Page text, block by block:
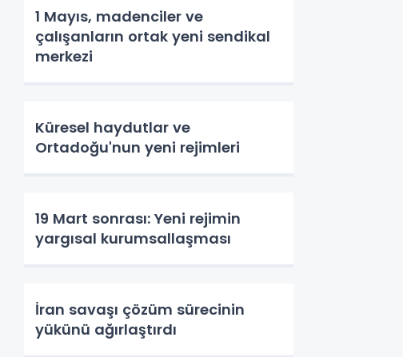
1 Mayıs, madenciler ve
çalışanların ortak yeni sendikal
merkezi
Küresel haydutlar ve
Ortadoğu'nun yeni rejimleri
19 Mart sonrası: Yeni rejimin
yargısal kurumsallaşması
İran savaşı çözüm sürecinin
yükünü ağırlaştırdı